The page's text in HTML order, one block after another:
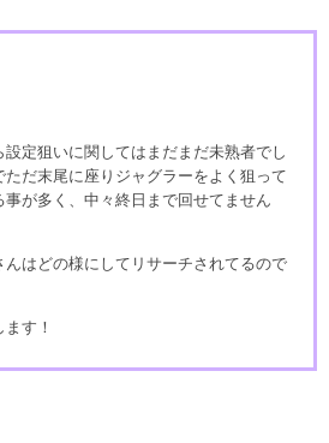
定狙いに関してはまだまだ未熟者でし
だ末尾に座りジャグラーをよく狙って
が多く、中々終日まで回せてません
はどの様にしてリサーチされてるので
す！